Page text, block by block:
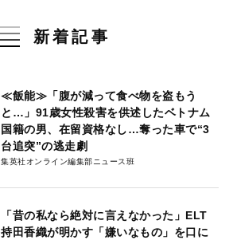
新着記事
≪飯能≫「腹が減って食べ物を盗もう
と…」91歳女性殺害を供述したベトナム
国籍の男、在留資格なし…奪った車で“3
台追突”の逃走劇
集英社オンライン編集部ニュース班
「昔の私なら絶対に言えなかった」ELT
持田香織が明かす「嫌いなもの」を口に